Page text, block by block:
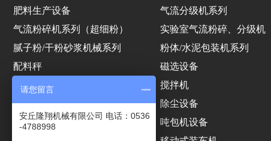
肥料生产设备
气流分级机系列
气流粉碎机系列（超细粉）
实验室气流粉碎、分级机
腻子粉/干粉砂浆机械系列
粉体/水泥包装机系列
配料秤
磁选设备
其他产品及配件
搅拌机
敞口袋包装机
除尘设备
振动筛
吨包机设备
请您留言
安丘隆翔机械有限公司 电话：0536
-4788998